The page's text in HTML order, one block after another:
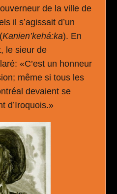
de la ville de
il s’agissait d’un
Kanien’kehá:ka). En
le sieur de
«C’est un honneur
même si tous les
devaient se
d’Iroquois.»